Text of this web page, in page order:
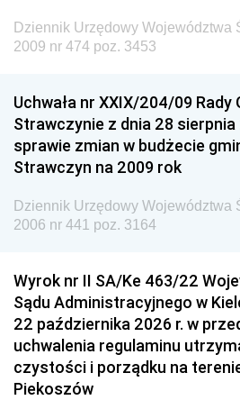
Dziennik Urzędowy Ministra
Dziennik Urzędowy Ministra
Dziennik Urzędowy Ministra
Dziennik Urzędowy Ministra do
Dziennik Urzędowy Agencji
Dziennik Urzędowy Województwa
2009 nr 474 poz. 3453
Uchwała nr XXIX/204/09 Rady
Strawczynie z dnia 28 sierpnia
sprawie zmian w budżecie
Strawczyn na 2009 rok
Dziennik Urzędowy Województwa
2006 nr 441 poz. 3164
Wyrok nr II SA/Ke 463/22
Sądu Administracyjnego w
22 października 2026 r. w
uchwalenia regulaminu
czystości i porządku na
Piekoszów